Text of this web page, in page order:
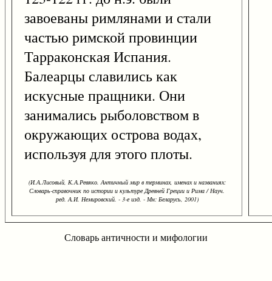
завоеваны римлянами и стали
частью римской провинции
Тарраконская Испания.
Балеарцы славились как
искусные пращники. Они
занимались рыболовством в
окружающих острова водах,
используя для этого плоты.
(И.А.Лисовый, К.А.Ревяко. Античный мир в терминах, именах и названиях:
Словарь-справочник по истории и культуре Древней Греции и Рима / Науч.
ред. А.И. Немировский. - 3-е изд. - Мн: Беларусь, 2001)
Словарь античности и мифологии